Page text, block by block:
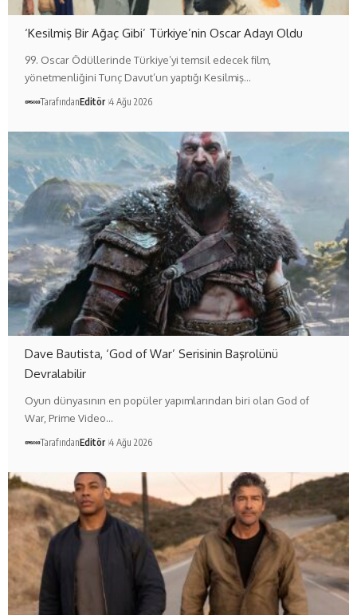
‘Kesilmiş Bir Ağaç Gibi’ Türkiye’nin Oscar Adayı Oldu
99. Oscar Ödüllerinde Türkiye’yi temsil edecek film,
yönetmenliğini Tunç Davut’un yaptığı Kesilmiş…
TarafındanEditör 4 Ağu 2026
Dave Bautista, ‘God of War’ Serisinin Başrolünü
Devralabilir
Oyun dünyasının en popüler yapımlarından biri olan God of
War, Prime Video…
TarafındanEditör 4 Ağu 2026